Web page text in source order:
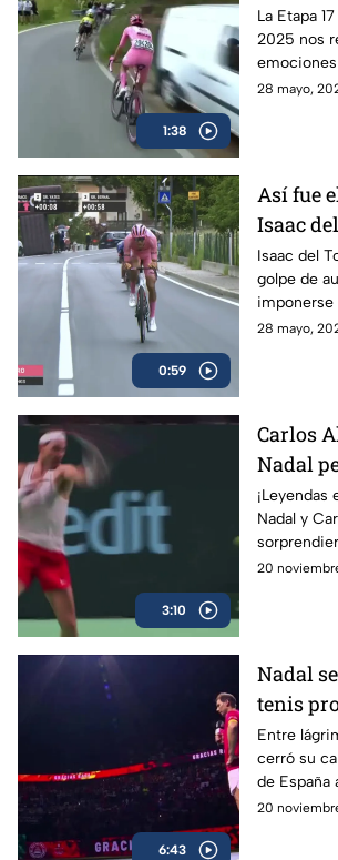
1:38
y el
Toro
La Etapa
2025 nos
28 mayo,
0:59
Así fue
Isaac
Etapa
Italia
Isaac del
golpe de
imponerse
28 mayo,
3:10
Carlos
Nadal
Copa
¡Leyendas
Nadal y
juntos en
20
6:43
Nadal
tenis
Entre
cerró su
de España
en la Copa
20